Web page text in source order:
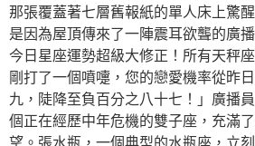
那張覆蓋著七層舊報紙的單人床上驚
是因為屋頂傳來了一陣震耳欲聾的廣
今日星座運勢超級大修正！所有天秤
剛打了一個噴嚏，您的戀愛機率從昨
九，陡降至負百分之八十七！」廣播
個正在經歷中年危機的雙子座，充滿
望。張水瓶，一個典型的水瓶座，立